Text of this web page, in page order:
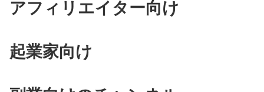
アフィリエイター向け
起業家向け